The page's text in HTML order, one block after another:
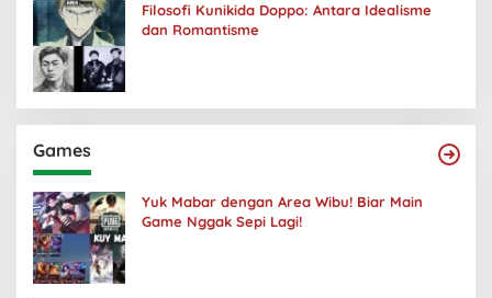
Filosofi Kunikida Doppo: Antara Idealisme
dan Romantisme
Games
Yuk Mabar dengan Area Wibu! Biar Main
Game Nggak Sepi Lagi!